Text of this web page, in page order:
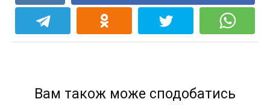
Вам також може сподобатись